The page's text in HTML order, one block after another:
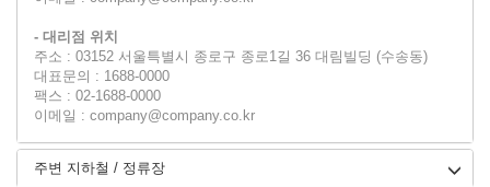
- 대리점 위치
주소 : 03152 서울특별시 종로구 종로1길 36 대림빌딩 (수송동)
대표문의 : 1688-0000
팩스 : 02-1688-0000
이메일 : company@company.co.kr
주변 지하철 / 정류장